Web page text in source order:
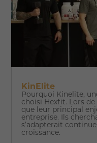
KinElite
Pourquoi Kinelite,
choisi Hexfit. Lors
que leur principal
entreprise. Ils
s’adapterait
croissance.